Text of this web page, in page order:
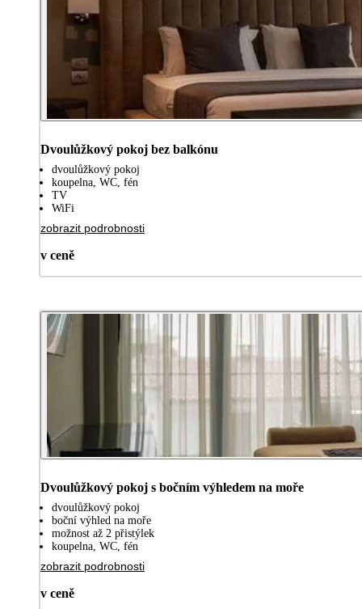
Dvoulůžkový pokoj bez balkónu
dvoulůžkový pokoj
koupelna, WC, fén
TV
WiFi
zobrazit podrobnosti
v ceně
Dvoulůžkový pokoj s bočním výhledem na moře
dvoulůžkový pokoj
boční výhled na moře
možnost až 2 přistýlek
koupelna, WC, fén
zobrazit podrobnosti
v ceně